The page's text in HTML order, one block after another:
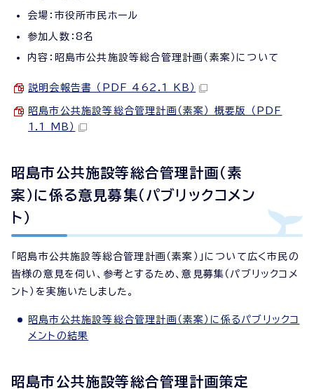
会場：市役所市民ホール
参加人数：8名
内容：昭島市公共施設等総合管理計画（素案）について
説明会報告書 （PDF 462.1 KB）
昭島市公共施設等総合管理計画（素案） 概要版 （PDF
1.1 MB）
昭島市公共施設等総合管理計画（素
案）に係る意見募集（パブリックコメン
ト）
「昭島市公共施設等総合管理計画（素案）」について広く市民の
皆様の意見を伺い、参考とするため、意見募集（パブリックコメ
ント）を実施いたしました。
昭島市公共施設等総合管理計画（素案）に係るパブリックコ
メントの結果
昭島市公共施設等総合管理計画策定